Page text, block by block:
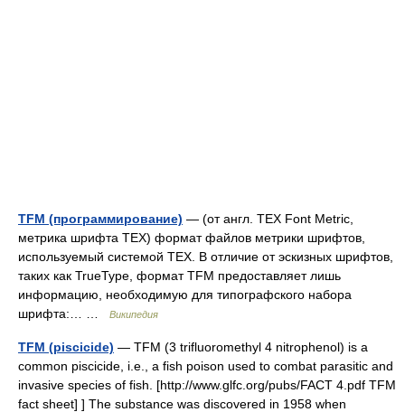
TFM (программирование) — (от англ. TEX Font Metric,
метрика шрифта TEX) формат файлов метрики шрифтов,
используемый системой TEX. В отличие от эскизных шрифтов,
таких как TrueType, формат TFM предоставляет лишь
информацию, необходимую для типографского набора
шрифта:… …
Википедия
TFM (piscicide) — TFM (3 trifluoromethyl 4 nitrophenol) is a
common piscicide, i.e., a fish poison used to combat parasitic and
invasive species of fish. [http://www.glfc.org/pubs/FACT 4.pdf TFM
fact sheet] ] The substance was discovered in 1958 when